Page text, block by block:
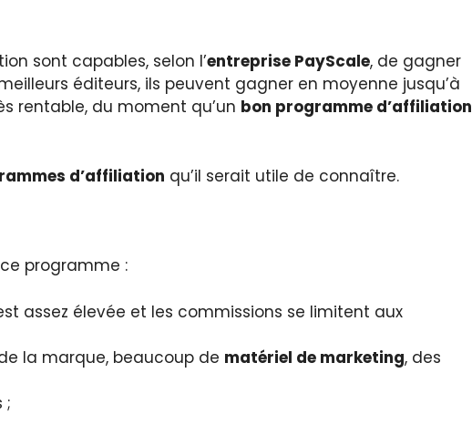
sont capables, selon l’entreprise PayScale, de gagner
éditeurs, ils peuvent gagner en moyenne jusqu’à
rentable, du moment qu’un bon programme d’affiliation
d’affiliation qu’il serait utile de connaître.
programme :
assez élevée et les commissions se limitent aux
la marque, beaucoup de matériel de marketing, des
;